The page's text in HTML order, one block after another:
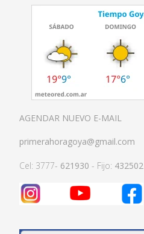
AGENDAR NUEVO E-MAIL
primerahoragoya@gmail.com
Cel: 3777- 621930 - Fijo: 432502